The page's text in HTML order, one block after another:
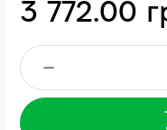
3 772.00